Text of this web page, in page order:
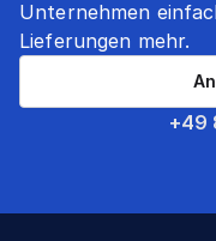
Unternehmen
Lieferungen mehr.
+49